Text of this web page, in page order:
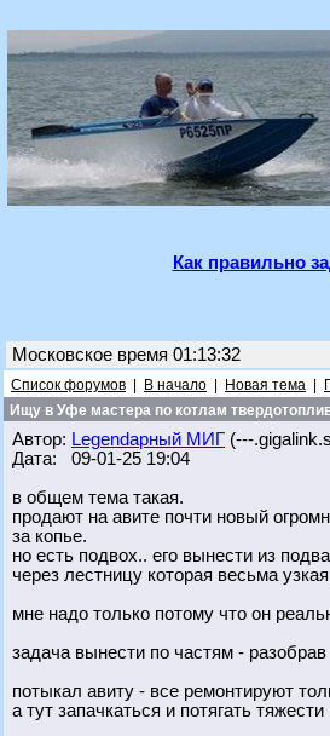
Как правильно
Московское время 01:13:32
Список форумов В начало Новая тема
Ищу в Уфе мастера по котлам
Автор: Legendарный МИГ (---
Дата: 09-01-25 19:04
в общем тема такая.
продают на авите почти новый
за копье.
но есть подвох.. его вынести из
через лестницу которая весьма
мне надо только потому что он
задача вынести по частям -
потыкал авиту - все ремонтируют
а тут запачкаться и потягать